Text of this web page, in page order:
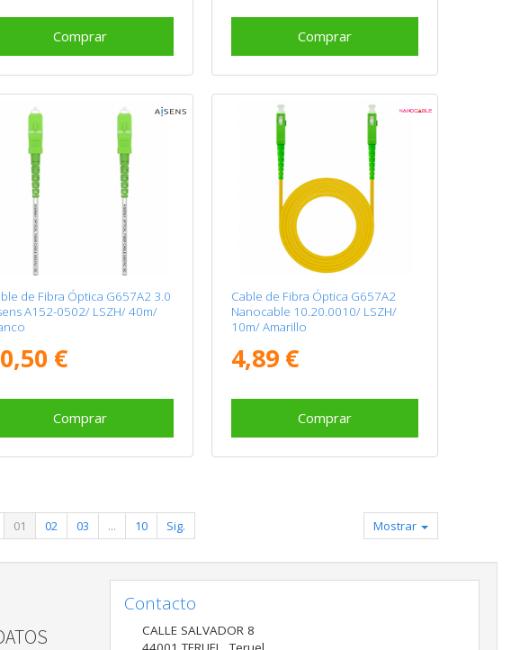
Comprar Comprar
de Fibra Óptica G657A2 3.0
A152-0502/ LSZH/ 40m/
€
Comprar
Cable de Fibra Óptica G657A2
Nanocable 10.20.0010/ LSZH/
10m/ Amarillo
4,89 €
Comprar
01 02 03 ... 10 Sig. Mostrar
Contacto
CALLE SALVADOR 8